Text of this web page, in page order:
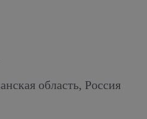
область, Россия